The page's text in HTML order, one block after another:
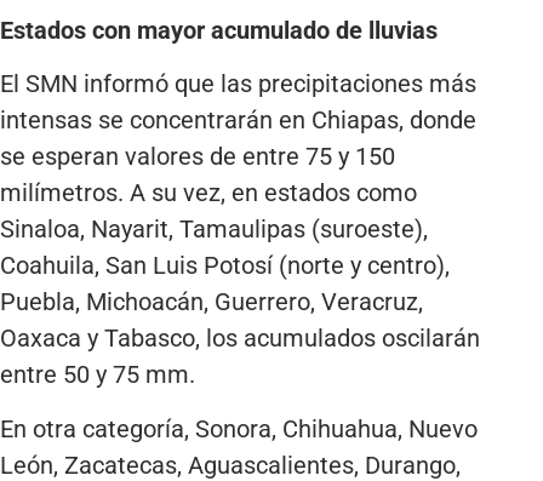
Estados con mayor acumulado de lluvias
El SMN informó que las precipitaciones más
intensas se concentrarán en Chiapas, donde
se esperan valores de entre 75 y 150
milímetros. A su vez, en estados como
Sinaloa, Nayarit, Tamaulipas (suroeste),
Coahuila, San Luis Potosí (norte y centro),
Puebla, Michoacán, Guerrero, Veracruz,
Oaxaca y Tabasco, los acumulados oscilarán
entre 50 y 75 mm.
En otra categoría, Sonora, Chihuahua, Nuevo
León, Zacatecas, Aguascalientes, Durango,